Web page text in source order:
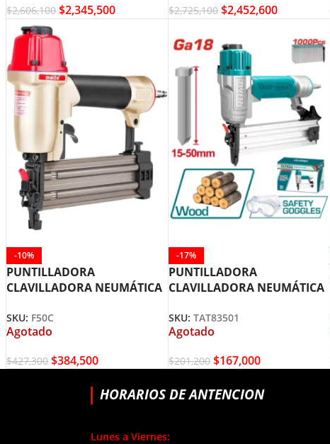
$2,606,100 $2,345,500 $2,725,100 $2,452,600
-10%
PUNTILLADORA
CLAVILLADORA NEUMÁTICA
SKU: F50C
Agotado
$427,300 $384,500
-17%
PUNTILLADORA
CLAVILLADORA NEUMÁTICA
TOOLS
SKU:TAT83501
Agotado
$201,200 $167,000
HORARIOS DE ANTENCION
Lunes a Viernes: